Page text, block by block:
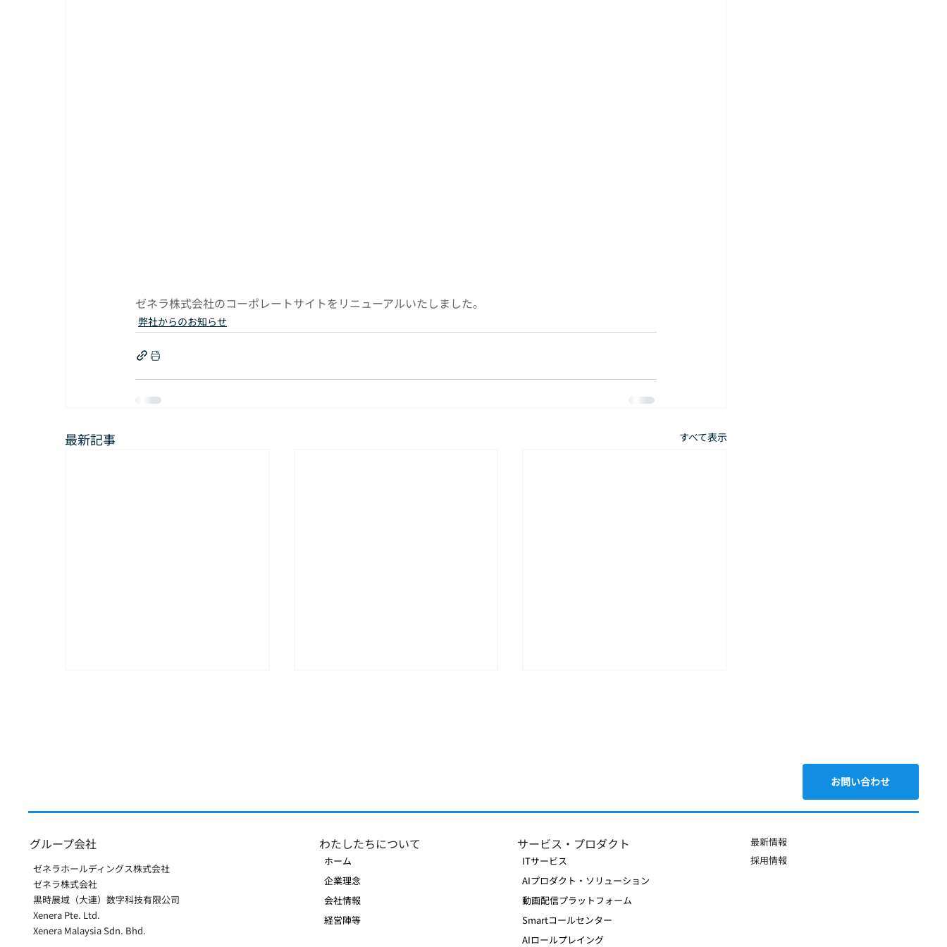
ゼネラ株式会社のコーポレートサイトをリニューアルいたしました。
弊社からのお知らせ
最新記事 すべて表示
ていたことを確認いたしまし
ところ、一部の従業員アカウン
の可能性が確認されました。こ
れに伴い、当該アカウントに関
連する氏名、メールアドレス、
メールの送受信に関する情報等
Xenera、Amazon Web
ーネットワークに参画し
「Select Tier Services
Partner」に認定
Xeneraマレーシアが PIKOM
わたしたちについて
ホーム
企業理念
会社情報
経営陣等
サービス・プロダクト
ITサービス
AIプロダクト・ソリューション
動画配信プラットフォーム
Smartコールセンター
AIロールプレイング
グループ会社
ゼネラホールディングス株式会社
ゼネラ株式会社
黒時展域（大連）数字科技有限公司
Xenera Pte. Ltd.
Xenera Malaysia Sdn. Bhd.
​最新情報
​採用情報
お問い合わせ